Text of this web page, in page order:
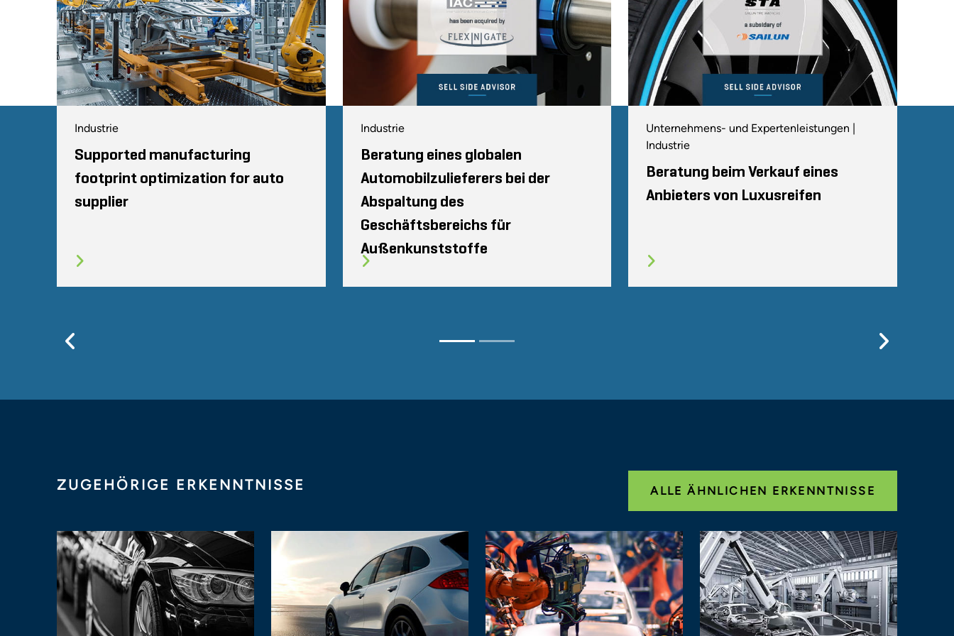
Industrie
Supported manufacturing
footprint optimization for auto
supplier
Industrie
Beratung eines globalen
Automobilzulieferers bei der
Abspaltung des
Geschäftsbereichs für
Außenkunststoffe
Unternehmens- und Expertenleistungen |
Industrie
Beratung beim Verkauf eines
Anbieters von Luxusreifen
ZUGEHÖRIGE ERKENNTNISSE ALLE ÄHNLICHEN ERKENNTNISSE